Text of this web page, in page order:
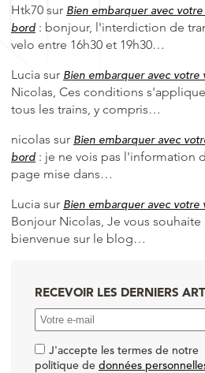
Htk70 sur Bien embarquer avec votre
bord : bonjour, l'interdiction de
velo entre 16h30 et 19h30…
Lucia sur Bien embarquer avec votre
Nicolas, Ces conditions
tous les trains, y compris…
nicolas sur Bien embarquer avec
bord : je ne vois pas l'information
page mise dans…
Lucia sur Bien embarquer avec votre
Bonjour Nicolas, Je vous souhaite
bienvenue sur le blog…
RECEVOIR LES DERNIERS
J'accepte les termes de notre
politique de données